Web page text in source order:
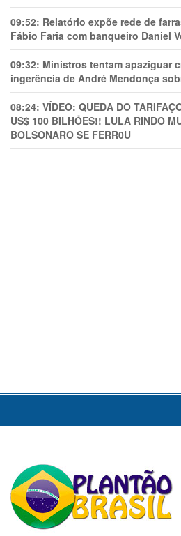
09:52: Relatório expõe rede de
Fábio Faria com banqueiro Daniel
09:32: Ministros tentam apaziguar
ingerência de André Mendonça
08:24: VÍDEO: QUEDA DO
US$ 100 BILHÕES!! LULA RINDO
BOLSONARO SE FERR0U